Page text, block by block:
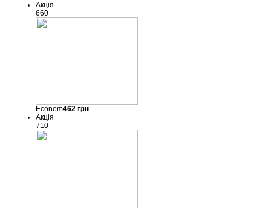
Акція
660
Econom462грн
Акція
710